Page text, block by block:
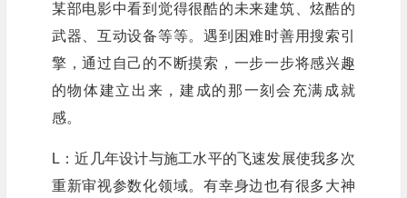
某部电影中看到觉得很酷的未来建筑、炫酷的
武器、互动设备等等。遇到困难时善用搜索引
擎，通过自己的不断摸索，一步一步将感兴趣
的物体建立出来，建成的那一刻会充满成就
感。
L：近几年设计与施工水平的飞速发展使我多次
重新审视参数化领域。有幸身边也有很多大神